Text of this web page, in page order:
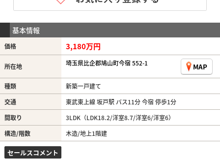
基本情報
価格 3,180万円
所在地 埼玉県比企郡鳩山町今宿 552-1 MAP
種類
新築一戸建て
交通
東武東上線 坂戸駅 バス11分 今宿 停歩1分
間取り
3LDK（LDK18.2/洋室8.7/洋室6/洋室6）
構造/階数
木造/地上1階建
セールスコメント